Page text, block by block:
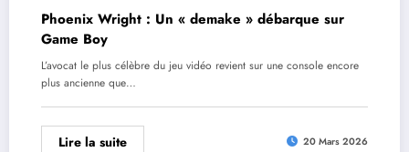
Phoenix Wright : Un « demake » débarque sur
Game Boy
L’avocat le plus célèbre du jeu vidéo revient sur une console encore
plus ancienne que…
Lire la suite 20 Mars 2026